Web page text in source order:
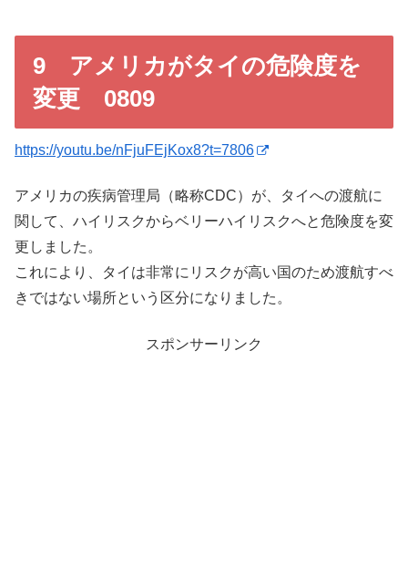
9 アメリカがタイの危険度を
変更 0809
https://youtu.be/nFjuFEjKox8?t=7806
アメリカの疾病管理局（略称CDC）が、タイへの渡航に
関して、ハイリスクからベリーハイリスクへと危険度を変
更しました。
これにより、タイは非常にリスクが高い国のため渡航すべ
きではない場所という区分になりました。
スポンサーリンク